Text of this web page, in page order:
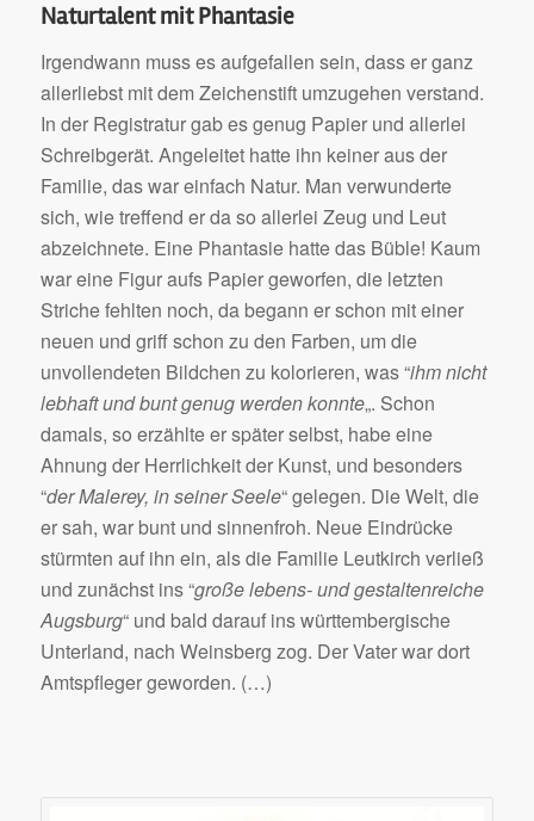
Naturtalent mit Phantasie
Irgendwann muss es aufgefallen sein, dass er ganz
allerliebst mit dem Zeichenstift umzugehen verstand.
In der Registratur gab es genug Papier und allerlei
Schreibgerät. Angeleitet hatte ihn keiner aus der
Familie, das war einfach Natur. Man verwunderte
sich, wie treffend er da so allerlei Zeug und Leut
abzeichnete. Eine Phantasie hatte das Büble! Kaum
war eine Figur aufs Papier geworfen, die letzten
Striche fehlten noch, da begann er schon mit einer
neuen und griff schon zu den Farben, um die
unvollendeten Bildchen zu kolorieren, was “ihm nicht
lebhaft und bunt genug werden konnte„. Schon
damals, so erzählte er später selbst, habe eine
Ahnung der Herrlichkeit der Kunst, und besonders
“der Malerey, in seiner Seele“ gelegen. Die Welt, die
er sah, war bunt und sinnenfroh. Neue Eindrücke
stürmten auf ihn ein, als die Familie Leutkirch verließ
und zunächst ins “große lebens- und gestaltenreiche
Augsburg“ und bald darauf ins württembergische
Unterland, nach Weinsberg zog. Der Vater war dort
Amtspfleger geworden. (…)